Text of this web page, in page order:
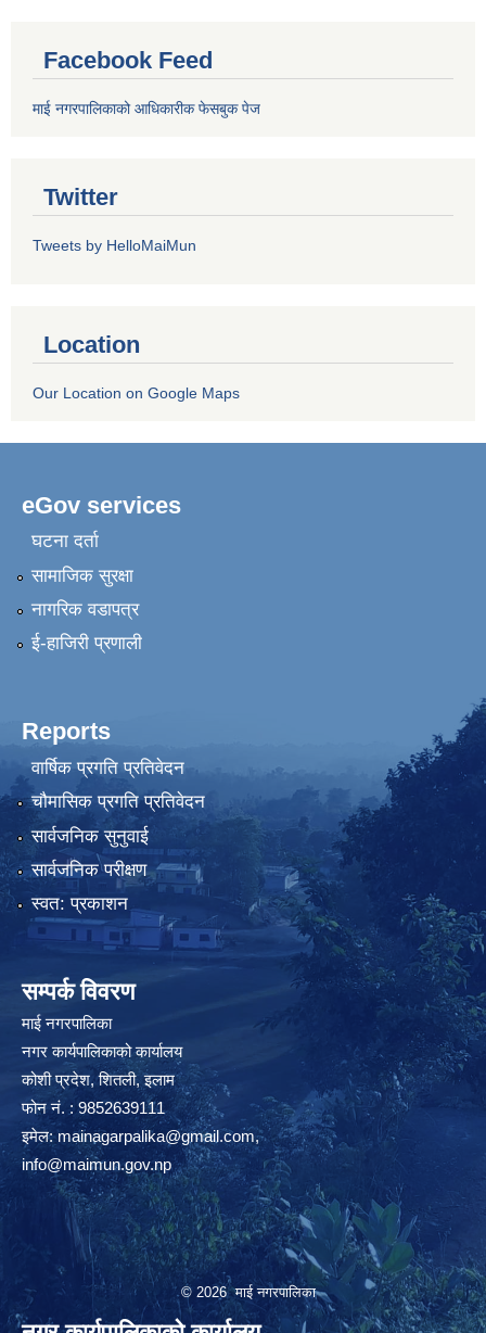
Facebook Feed
माई नगरपालिकाको आधिकारीक फेसबुक पेज
Twitter
Tweets by HelloMaiMun
Location
Our Location on Google Maps
eGov services
घटना दर्ता
सामाजिक सुरक्षा
नागरिक वडापत्र
ई-हाजिरी प्रणाली
Reports
वार्षिक प्रगति प्रतिवेदन
चौमासिक प्रगति प्रतिवेदन
सार्वजनिक सुनुवाई
सार्वजनिक परीक्षण
स्वत: प्रकाशन
सम्पर्क विवरण
माई नगरपालिका
नगर कार्यपालिकाको कार्यालय
कोशी प्रदेश, शितली, इलाम
फोन नं. : 9852639111
इमेल:mainagarpalika@gmail.com,
info@maimun.gov.np
© 2026 माई नगरपालिका